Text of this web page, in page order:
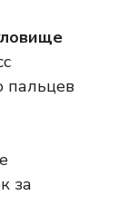
пальцев
за